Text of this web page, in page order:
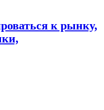
к рынку,